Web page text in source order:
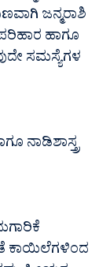
ಜನ್ಮರಾಶಿ
ಹಾಗೂ
ಸಮಸ್ಯೆಗಳ
ನಾಡಿಶಾಸ್ತ್ರ
ಕಾಯಿಲೆಗಳಿಂದ